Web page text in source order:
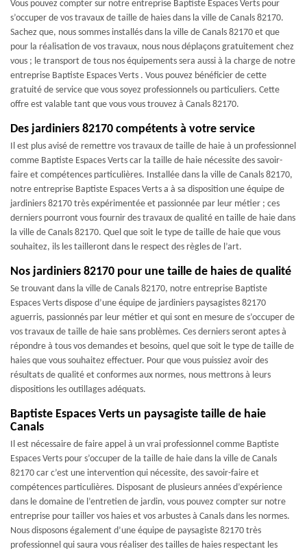
Vous pouvez compter sur notre entreprise Baptiste Espaces Verts pour
s’occuper de vos travaux de taille de haies dans la ville de Canals 82170.
Sachez que, nous sommes installés dans la ville de Canals 82170 et que
pour la réalisation de vos travaux, nous nous déplaçons gratuitement chez
vous ; le transport de tous nos équipements sera aussi à la charge de notre
entreprise Baptiste Espaces Verts . Vous pouvez bénéficier de cette
gratuité de service que vous soyez professionnels ou particuliers. Cette
offre est valable tant que vous vous trouvez à Canals 82170.
Des jardiniers 82170 compétents à votre service
Il est plus avisé de remettre vos travaux de taille de haie à un professionnel
comme Baptiste Espaces Verts car la taille de haie nécessite des savoir-
faire et compétences particulières. Installée dans la ville de Canals 82170,
notre entreprise Baptiste Espaces Verts a à sa disposition une équipe de
jardiniers 82170 très expérimentée et passionnée par leur métier ; ces
derniers pourront vous fournir des travaux de qualité en taille de haie dans
la ville de Canals 82170. Quel que soit le type de taille de haie que vous
souhaitez, ils les tailleront dans le respect des règles de l’art.
Nos jardiniers 82170 pour une taille de haies de qualité
Se trouvant dans la ville de Canals 82170, notre entreprise Baptiste
Espaces Verts dispose d’une équipe de jardiniers paysagistes 82170
aguerris, passionnés par leur métier et qui sont en mesure de s’occuper de
vos travaux de taille de haie sans problèmes. Ces derniers seront aptes à
répondre à tous vos demandes et besoins, quel que soit le type de taille de
haies que vous souhaitez effectuer. Pour que vous puissiez avoir des
résultats de qualité et conformes aux normes, nous mettrons à leurs
dispositions les outillages adéquats.
Baptiste Espaces Verts un paysagiste taille de haie
Canals
Il est nécessaire de faire appel à un vrai professionnel comme Baptiste
Espaces Verts pour s’occuper de la taille de haie dans la ville de Canals
82170 car c’est une intervention qui nécessite, des savoir-faire et
compétences particulières. Disposant de plusieurs années d’expérience
dans le domaine de l’entretien de jardin, vous pouvez compter sur notre
entreprise pour tailler vos haies et vos arbustes à Canals dans les normes.
Nous disposons également d’une équipe de paysagiste 82170 très
professionnel qui saura vous réaliser des tailles de haies respectant les